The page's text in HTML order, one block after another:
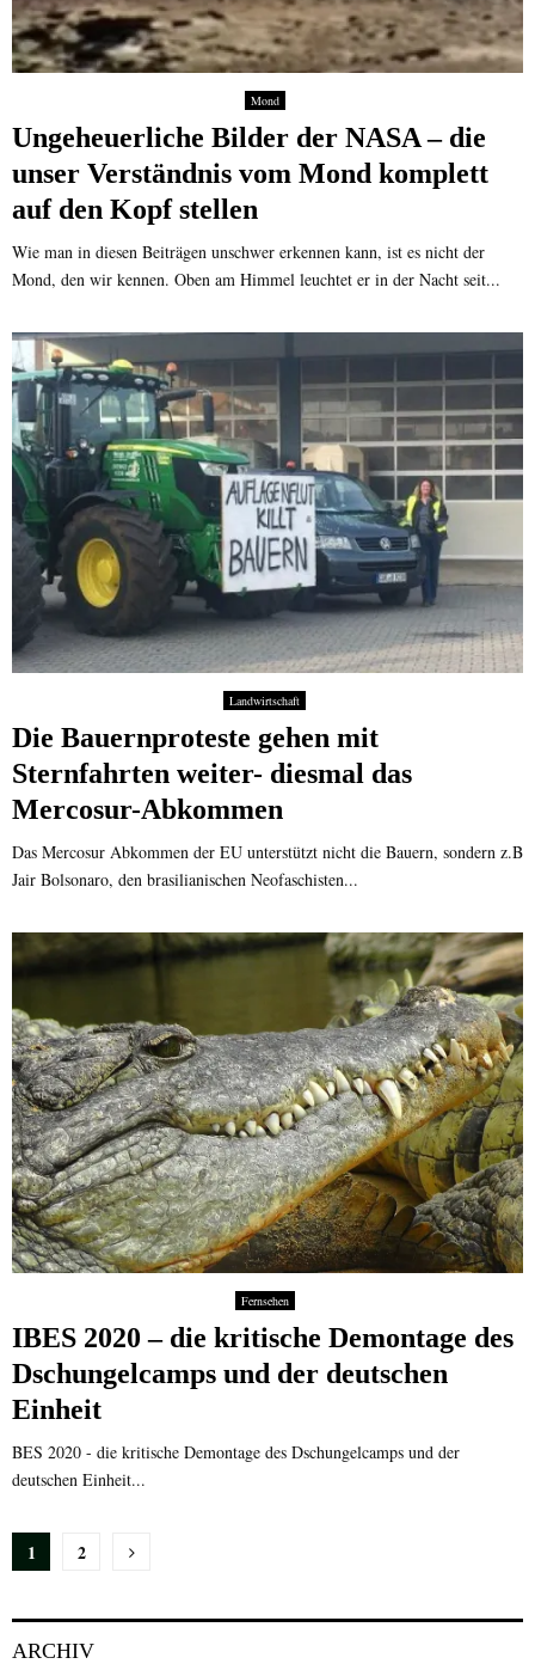
Mond
Ungeheuerliche Bilder der NASA – die
unser Verständnis vom Mond komplett
auf den Kopf stellen
Wie man in diesen Beiträgen unschwer erkennen kann, ist es nicht der
Mond, den wir kennen. Oben am Himmel leuchtet er in der Nacht seit...
Landwirtschaft
Die Bauernproteste gehen mit
Sternfahrten weiter- diesmal das
Mercosur-Abkommen
Das Mercosur Abkommen der EU unterstützt nicht die Bauern, sondern z.B
Jair Bolsonaro, den brasilianischen Neofaschisten...
Fernsehen
IBES 2020 – die kritische Demontage des
Dschungelcamps und der deutschen
Einheit
BES 2020 - die kritische Demontage des Dschungelcamps und der
deutschen Einheit...
Seitennummerierung
Beiträge
1 2
ARCHIV